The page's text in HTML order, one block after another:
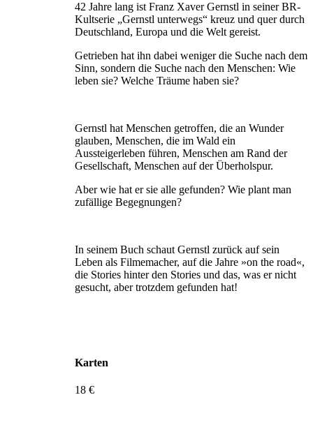
42 Jahre lang ist Franz Xaver Gernstl in seiner BR-
Kultserie „Gernstl unterwegs“ kreuz und quer durch
Deutschland, Europa und die Welt gereist.
Getrieben hat ihn dabei weniger die Suche nach dem
Sinn, sondern die Suche nach den Menschen: Wie
leben sie? Welche Träume haben sie?
Gernstl hat Menschen getroffen, die an Wunder
glauben, Menschen, die im Wald ein
Aussteigerleben führen, Menschen am Rand der
Gesellschaft, Menschen auf der Überholspur.
Aber wie hat er sie alle gefunden? Wie plant man
zufällige Begegnungen?
In seinem Buch schaut Gernstl zurück auf sein
Leben als Filmemacher, auf die Jahre »on the road«,
die Stories hinter den Stories und das, was er nicht
gesucht, aber trotzdem gefunden hat!
Karten
18 €